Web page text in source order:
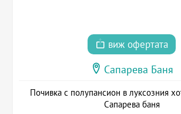
виж офертата
Сапарева Баня
Почивка с полупансион в луксозния
Сапарева баня